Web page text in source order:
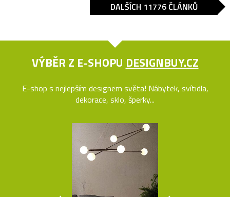
DALŠÍCH 11776 ČLÁNKŮ
VÝBĚR Z E-SHOPU DESIGNBUY.CZ
E-shop s nejlepším designem světa! Nábytek, svítidla,
dekorace, sklo, šperky...